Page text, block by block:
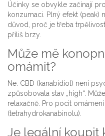
Účinky se obvykle začínají
konzumaci. Plný efekt (peak)
důvod, proč je třeba
příliš brzy.
Může mě
omámit?
Ne. CBD (kanabidiol) není
způsobovala stav „high“.
relaxačně. Pro pocit
(tetrahydrokanabinolu).
Je legální koupit